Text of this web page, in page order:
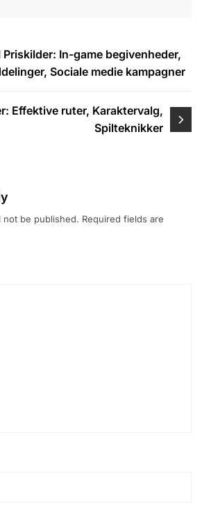
In-game begivenheder,
Sociale medie kampagner
Effektive ruter, Karaktervalg,
Spilteknikker
not be published. Required fields are